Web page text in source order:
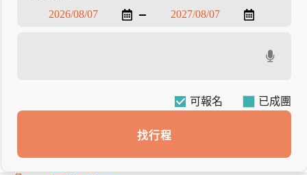
可報名
找行程